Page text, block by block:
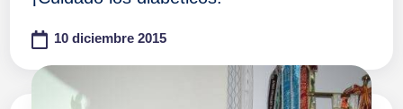
10 diciembre 2015